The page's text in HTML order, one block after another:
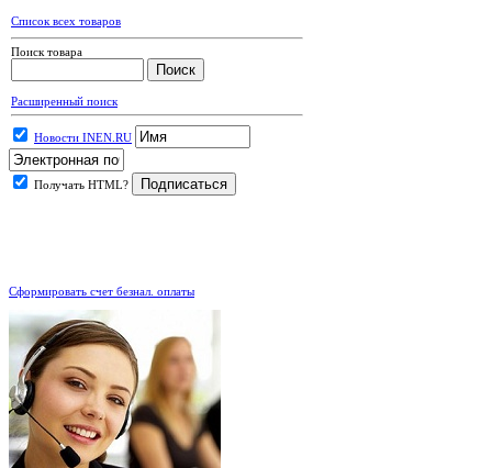
Список всех товаров
Поиск товара
Расширенный поиск
Новости INEN.RU
Получать HTML?
Сформировать счет безнал. оплаты